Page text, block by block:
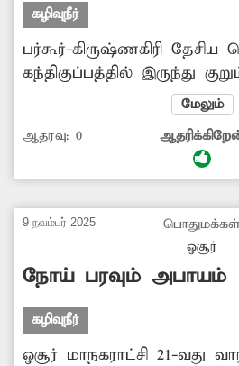
கழிவுநீர்
பர்கூர்-கிருஷ்ணகிரி தேசிய
கந்திகுப்பத்தில் இருந்து
கிராமத்திற்கு செல்லும்
கால்வாய் உடைந்து
நிற்கிறது. இதில் தவறி
ஏற்படும் அபாயம் உள்ளது.
மேலும் கழிவுநீர் தேசிய
செல்கிறது. இதனால்
பாதசாரிகளும், வாகன
அவதிக்குள்ளாகின்றனர்.
அதிகாரிகள் கழிவுநீர்
மேலும்
ஆதரவு: 0
9 நவம்பர் 2025
பொதுமக்கள்
ஓசூர்
நோய் பரவும் அபாயம்
கழிவுநீர்
ஓசூர் மாநகராட்சி 21-வது